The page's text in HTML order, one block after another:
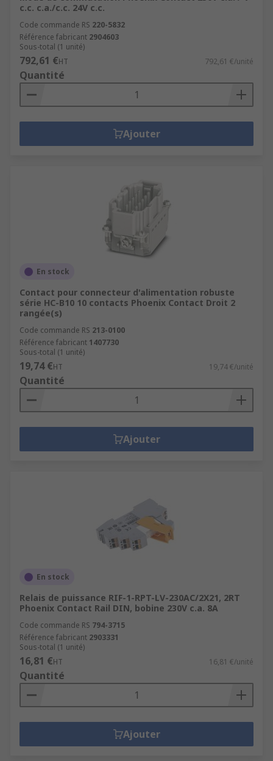
c.c. c.a./c.c. 24V c.c.
Code commande RS 220-5832
Référence fabricant 2904603
Sous-total (1 unité)
792,61 €HT 792,61 €/unité
Quantité
Ajouter
En stock
Contact pour connecteur d'alimentation robuste
série HC-B10 10 contacts Phoenix Contact Droit 2
rangée(s)
Code commande RS 213-0100
Référence fabricant 1407730
Sous-total (1 unité)
19,74 €HT 19,74 €/unité
Quantité
Ajouter
En stock
Relais de puissance RIF-1-RPT-LV-230AC/2X21, 2RT
Phoenix Contact Rail DIN, bobine 230V c.a. 8A
Code commande RS 794-3715
Référence fabricant 2903331
Sous-total (1 unité)
16,81 €HT 16,81 €/unité
Quantité
Ajouter